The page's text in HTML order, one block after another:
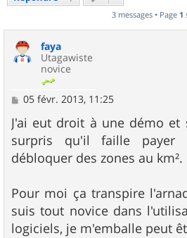
3 messages • Page 1
faya
Utagawiste
novice
M
s
s
a
g
e
05 févr. 2013, 11:25
J'ai eut droit à une démo et
surpris qu'il faille payer
débloquer des zones au km².
Pour moi ça transpire
suis tout novice dans
logiciels, je m'emballe peut